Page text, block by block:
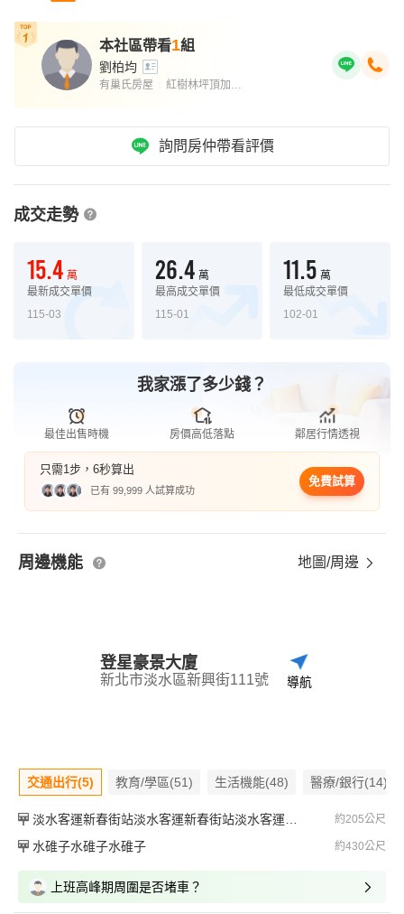
本社區帶看1組
劉柏均
有巢氏房屋 紅樹林坪頂加盟店
詢問房仲帶看評價
成交走勢
15.4 萬
最新成交單價
115-03
26.4 萬
最高成交單價
115-01
11.5 萬
最低成交單價
102-01
我家漲了多少錢？
最佳出售時機 房價高低落點 鄰居行情透視
只需1步，6秒算出
已有 99,999 人試算成功
免費試算
周邊機能 地圖/周邊
登星豪景大廈
新北市淡水區新興街111號 導航
交通出行(5) 教育/學區(51) 生活機能(48) 醫療/銀行(14)
淡水客運新春街站淡水客運新春街站淡水客運新春街站 約205公尺
水碓子水碓子水碓子 約430公尺
上班高峰期周圍是否堵車？